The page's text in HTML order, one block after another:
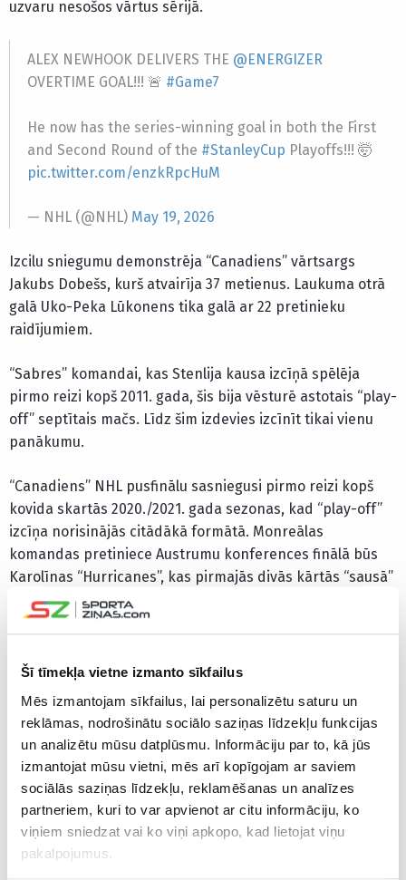
Šī tīmekļa vietne izmanto sīkfailus
Mēs izmantojam sīkfailus, lai personalizētu saturu un
reklāmas, nodrošinātu sociālo saziņas līdzekļu funkcijas
un analizētu mūsu datplūsmu. Informāciju par to, kā jūs
izmantojat mūsu vietni, mēs arī kopīgojam ar saviem
sociālās saziņas līdzekļu, reklamēšanas un analīzes
partneriem, kuri to var apvienot ar citu informāciju, ko
viņiem sniedzat vai ko viņi apkopo, kad lietojat viņu
pakalpojumus.
uzvaru nesošos vārtus sērijā.
ALEX NEWHOOK DELIVERS THE @ENERGIZER
OVERTIME GOAL!!! 🚨 #Game7
He now has the series-winning goal in both the First
and Second Round of the #StanleyCup Playoffs!!! 🤯
pic.twitter.com/enzkRpcHuM
— NHL (@NHL) May 19, 2026
Izcilu sniegumu demonstrēja “Canadiens” vārtsargs
Jakubs Dobešs, kurš atvairīja 37 metienus. Laukuma otrā
galā Uko-Peka Lūkonens tika galā ar 22 pretinieku
raidījumiem.
“Sabres” komandai, kas Stenlija kausa izcīņā spēlēja
pirmo reizi kopš 2011. gada, šis bija vēsturē astotais “play-
off” septītais mačs. Līdz šim izdevies izcīnīt tikai vienu
panākumu.
“Canadiens” NHL pusfinālu sasniegusi pirmo reizi kopš
kovida skartās 2020./2021. gada sezonas, kad “play-off”
izcīņa norisinājās citādākā formātā. Monreālas
komandas pretiniece Austrumu konferences finālā būs
Karolīnas “Hurricanes”, kas pirmajās divās kārtās “sausā”
atstāja gan Otavas “Senators” (4-0), gan Filadelfijas
“Flyers” (4-0).